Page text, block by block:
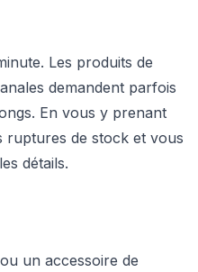
Les produits de
demandent parfois
En vous y prenant
ruptures de stock et vous
détails.
un accessoire de